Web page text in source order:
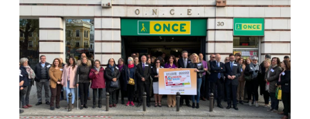
también secretaria general del CERMI en
Andalucía, defendió en la presentación del libro
que es tiempo de liderar una revolución para
situar a la mujer en el centro de todas las
estrategias.